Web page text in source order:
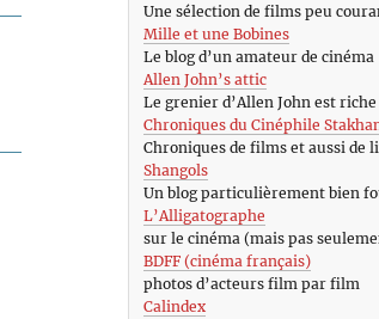
Une sélection de films peu
Mille et une Bobines
Le blog d’un amateur de cinéma
Allen John’s attic
Le grenier d’Allen John est
Chroniques du Cinéphile
Chroniques de films et aussi de
Shangols
Un blog particulièrement bien
L’Alligatographe
sur le cinéma (mais pas
BDFF (cinéma français)
photos d’acteurs film par film
Calindex